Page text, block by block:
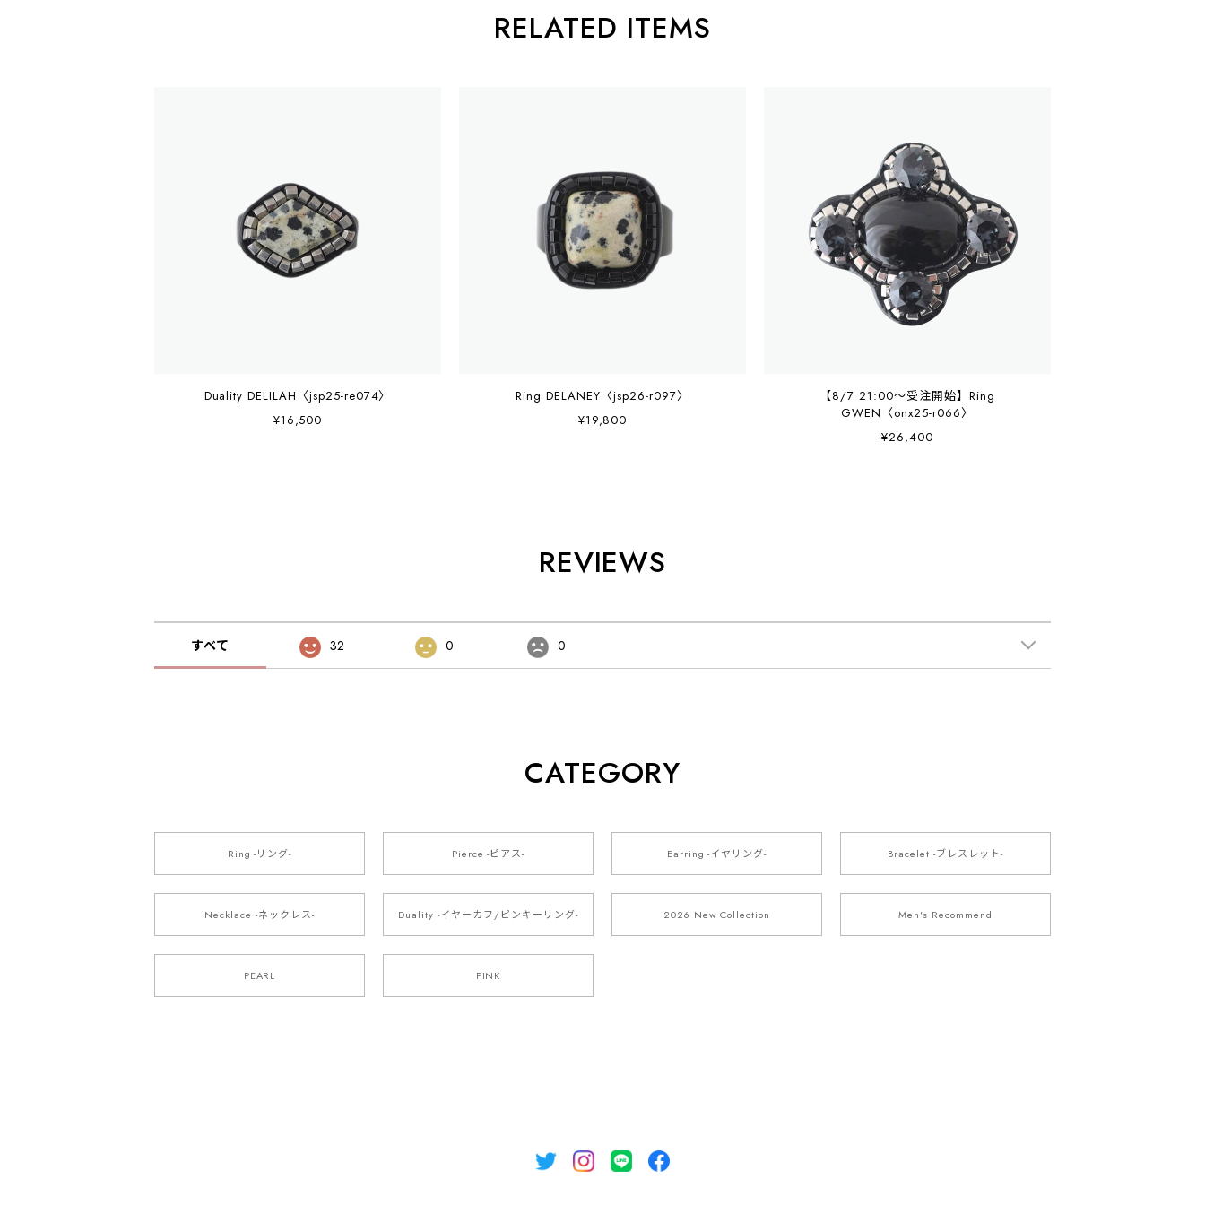
RELATED ITEMS
Duality DELILAH〈jsp25-re074〉
¥16,500
Ring DELANEY〈jsp26-r097〉
¥19,800
【8/7 21:00〜受注開始】Ring
GWEN〈onx25-r066〉
¥26,400
REVIEWS
すべて 32 0 0
CATEGORY
Ring -リング- Pierce -ピアス- Earring -イヤリング- Bracelet -ブレスレット-
Necklace -ネックレス- Duality -イヤーカフ/ピンキーリング- 2026 New Collection Men's Recommend
PEARL PINK